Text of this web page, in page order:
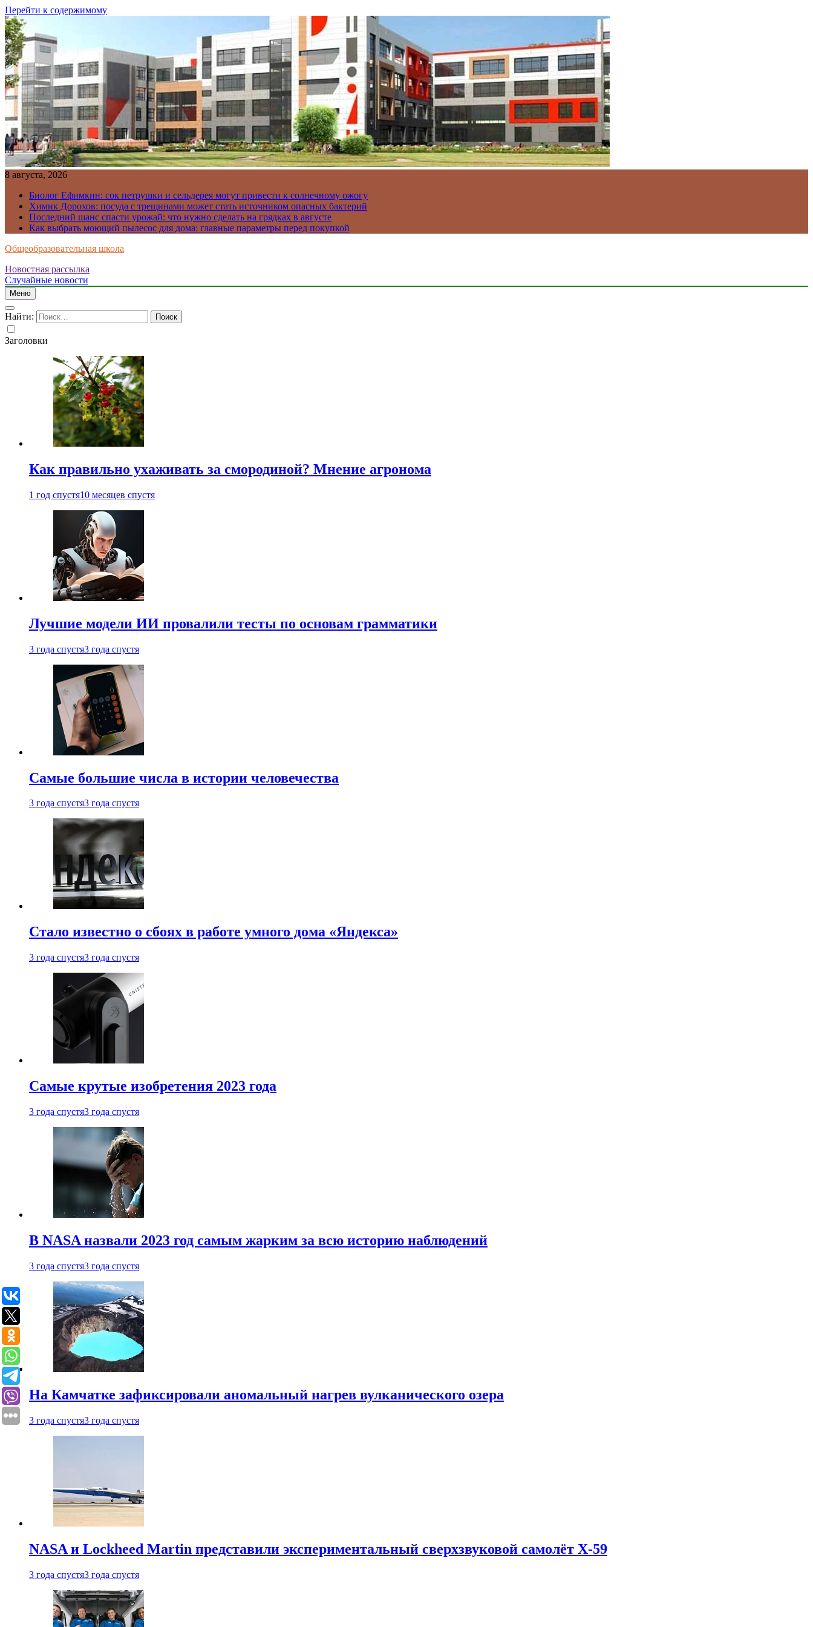
Перейти к содержимому
8 августа, 2026
Биолог Ефимкин: сок петрушки и сельдерея могут привести к солнечному ожогу
Химик Дорохов: посуда с трещинами может стать источником опасных бактерий
Последний шанс спасти урожай: что нужно сделать на грядках в августе
Как выбрать моющий пылесос для дома: главные параметры перед покупкой
Общеобразовательная школа
Новостная рассылка
Случайные новости
Меню
Найти:
Заголовки
Как правильно ухаживать за смородиной? Мнение агронома
1 год спустя10 месяцев спустя
Лучшие модели ИИ провалили тесты по основам грамматики
3 года спустя3 года спустя
Самые большие числа в истории человечества
3 года спустя3 года спустя
Стало известно о сбоях в работе умного дома «Яндекса»
3 года спустя3 года спустя
Самые крутые изобретения 2023 года
3 года спустя3 года спустя
В NASA назвали 2023 год самым жарким за всю историю наблюдений
3 года спустя3 года спустя
На Камчатке зафиксировали аномальный нагрев вулканического озера
3 года спустя3 года спустя
NASA и Lockheed Martin представили экспериментальный сверхзвуковой самолёт X-59
3 года спустя3 года спустя